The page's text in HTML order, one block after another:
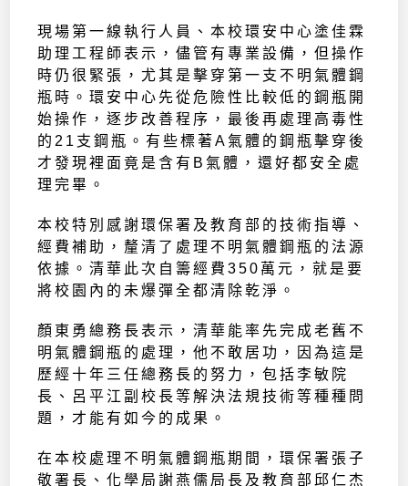
現場第一線執行人員、本校環安中心塗佳霖
助理工程師表示，儘管有專業設備，但操作
時仍很緊張，尤其是擊穿第一支不明氣體鋼
瓶時。環安中心先從危險性比較低的鋼瓶開
始操作，逐步改善程序，最後再處理高毒性
的21支鋼瓶。有些標著A氣體的鋼瓶擊穿後
才發現裡面竟是含有B氣體，還好都安全處
理完畢。
本校特別感謝環保署及教育部的技術指導、
經費補助，釐清了處理不明氣體鋼瓶的法源
依據。清華此次自籌經費350萬元，就是要
將校園內的未爆彈全都清除乾淨。
顏東勇總務長表示，清華能率先完成老舊不
明氣體鋼瓶的處理，他不敢居功，因為這是
歷經十年三任總務長的努力，包括李敏院
長、呂平江副校長等解決法規技術等種種問
題，才能有如今的成果。
在本校處理不明氣體鋼瓶期間，環保署張子
敬署長、化學局謝燕儒局長及教育部邱仁杰